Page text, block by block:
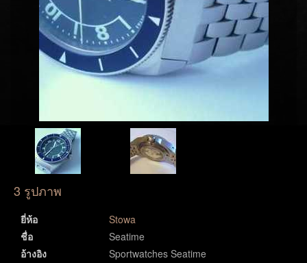
3 รูปภาพ
ยี่ห้อ
Stowa
ชื่อ
Seatime
อ้างอิง
Sportwatches Seatime